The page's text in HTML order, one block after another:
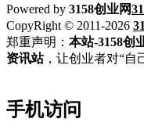
Powered by 3158创业网
CopyRight © 2011-2026
郑重声明： 本站-3158创
资讯站，让创业者对“自
手机访问